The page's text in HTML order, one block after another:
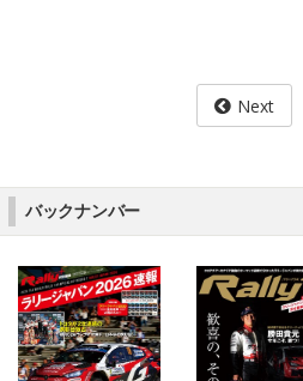
Next
バックナンバー